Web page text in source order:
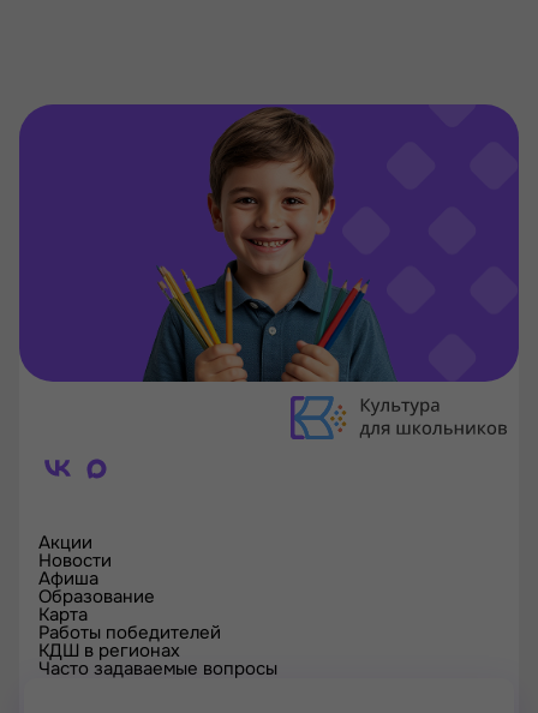
Акции
Новости
Афиша
Образование
Карта
Работы победителей
КДШ в регионах
Часто задаваемые вопросы
Проверка сертификата